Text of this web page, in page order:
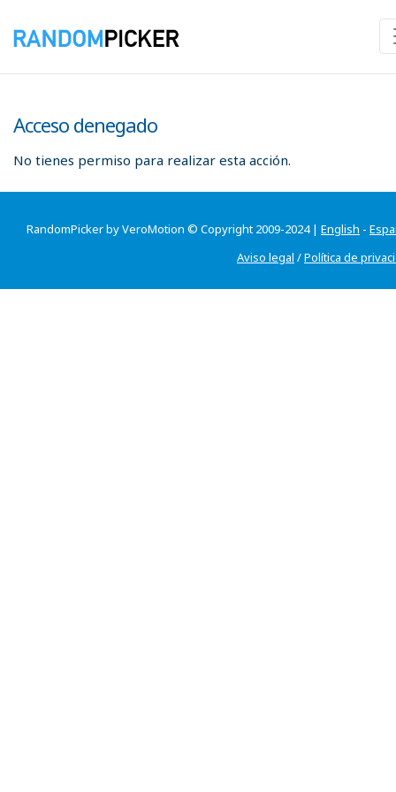
Acceso denegado
No tienes permiso para realizar esta acción.
RandomPicker by VeroMotion © Copyright 2009-2024 | English -
Aviso legal /Política de